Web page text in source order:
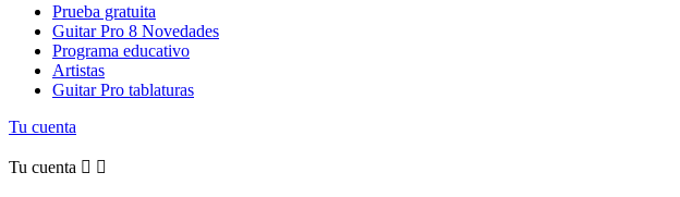
Prueba gratuita
Guitar Pro 8 Novedades
Programa educativo
Artistas
Guitar Pro tablaturas
Tu cuenta
Tu cuenta  